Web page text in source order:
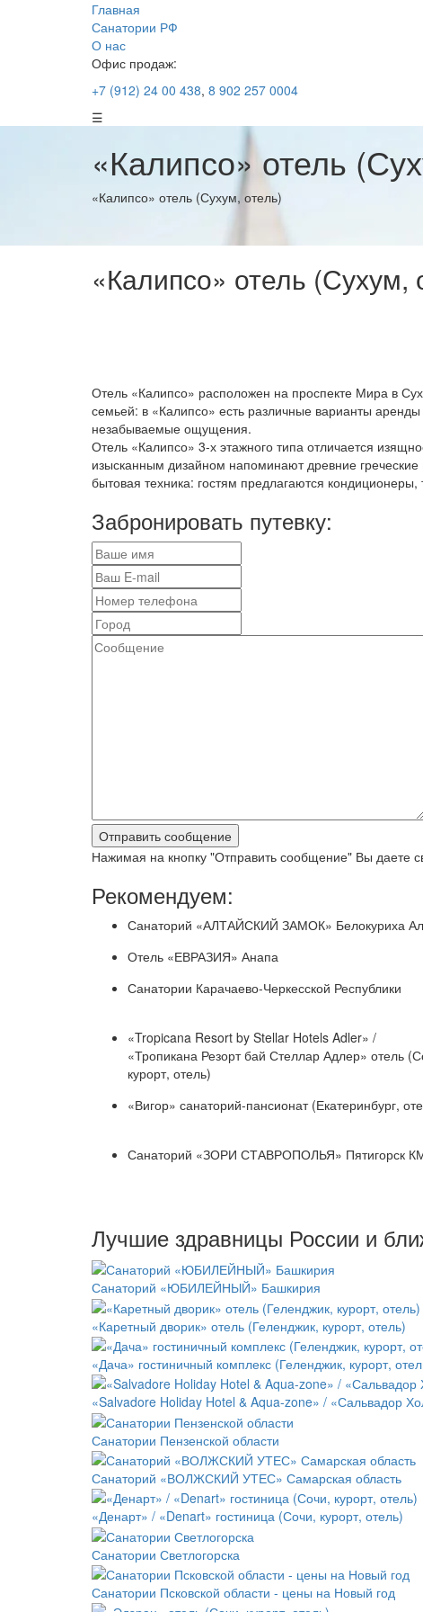
Главная
Санатории РФ
О нас
Офис продаж:
+7 (912) 24 00 438, 8 902 257 0004
☰
«Калипсо» отель
«Калипсо» отель (Сухум, отель)
«Калипсо» отель (Сухум,
Отель «Калипсо» расположен на проспекте Мира в
семьей: в «Калипсо» есть различные варианты
незабываемые ощущения.
Отель «Калипсо» 3-х этажного типа отличается
изысканным дизайном напоминают древние
бытовая техника: гостям предлагаются
Забронировать путевку:
Нажимая на кнопку "Отправить сообщение" Вы даете
Рекомендуем:
Санаторий «АЛТАЙСКИЙ ЗАМОК» Белокуриха
Отель «ЕВРАЗИЯ» Анапа
Санатории Карачаево-Черкесской Республики
«Tropicana Resort by Stellar Hotels Adler» /
«Тропикана Резорт бай Стеллар Адлер» отель
курорт, отель)
«Вигор» санаторий-пансионат (Екатеринбург,
Санаторий «ЗОРИ СТАВРОПОЛЬЯ» Пятигорск
Лучшие здравницы России и
Санаторий «ЮБИЛЕЙНЫЙ» Башкирия
«Каретный дворик» отель (Геленджик, курорт, отель)
«Дача» гостиничный комплекс (Геленджик, курорт,
«Salvadore Holiday Hotel & Aqua-zone» / «Сальвадор
Санатории Пензенской области
Санаторий «ВОЛЖСКИЙ УТЕС» Самарская область
«Денарт» / «Denart» гостиница (Сочи, курорт, отель)
Санатории Светлогорска
Санатории Псковской области - цены на Новый год